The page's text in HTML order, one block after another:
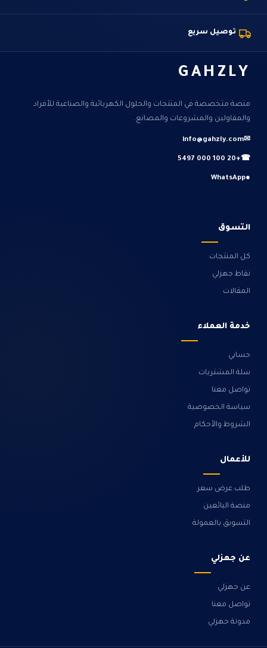
توصيل سريع
GAHZLY
منصة متخصصة في المنتجات والحلول الكهربائية والصناعية للأفراد
والمقاولين والمشروعات والمصانع.
✉
info@gahzly.com
☎
+20 100 000 5497
●
WhatsApp
التسوق
كل المنتجات
نقاط جهزلي
المقالات
خدمة العملاء
حسابي
سلة المشتريات
تواصل معنا
سياسة الخصوصية
الشروط والأحكام
للأعمال
طلب عرض سعر
منصة البائعين
التسويق بالعمولة
عن جهزلي
عن جهزلي
تواصل معنا
مدونة جهزلي